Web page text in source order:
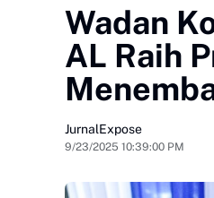
Wadan
AL Raih
JurnalExpose
9/23/2025 10:39:00 PM